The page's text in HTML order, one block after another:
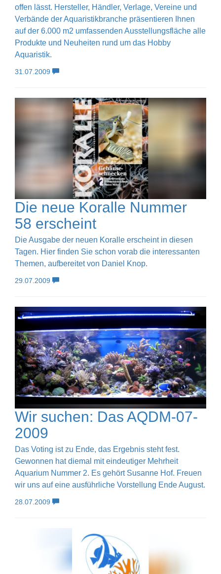
offen lässt. Hersteller, Händler, Verlage, Vereine und
Verbände der Aquaristikbranche präsentieren Ihnen
auf der 6.000 m2 umfassenden Ausstellungsfläche alle
Produkte und Neuheiten rund um das Hobby
Aquaristik.
31.07.2009
Die neue Koralle Nummer
58 erscheint
Die Ausgabe der neuen Koralle erscheint in diesen
Tagen. Hier finden Sie schon vorab die interessanten
Themen, aufbereitet von Daniel Knop.
29.07.2009
Wir suchen: Das AQDM-07-
2009
Das Voting ist zu Ende, das Ergebnis steht fest.
Gewonnen hat diemal mit eindeutiger Mehrheit
Aquarium Nummer 2. Es gehört Susanne Hof. Freuen
wir uns auf eine ausführliche Vorstellung Ende August.
28.07.2009